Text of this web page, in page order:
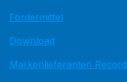
Fördermittel
Download
Markenlieferanten Record